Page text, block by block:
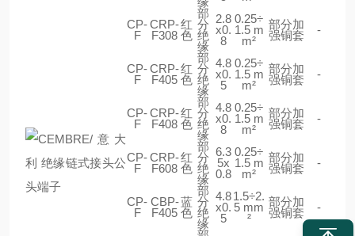
CP-
F
CRP-
F308
红
色
部
分
绝
缘
2.8
x0.
8
0.25÷
1.5 m
m²
部分加
强铜套
-
CP-
F
CRP-
F405
红
色
部
分
绝
缘
4.8
x0.
5
0.25÷
1.5 m
m²
部分加
强铜套
-
CP-
F
CRP-
F408
红
色
部
分
绝
缘
4.8
x0.
8
0.25÷
1.5 m
m²
部分加
强铜套
-
CP-
F
CRP-
F608
红
色
部
分
绝
缘
6.3
5x
0.8
0.25÷
1.5 m
m²
部分加
强铜套
-
CP-
F
CBP-
F405
蓝
色
部
分
绝
缘
4.8
x0.
5
1.5÷2.
5 mm
²
部分加
强铜套
-